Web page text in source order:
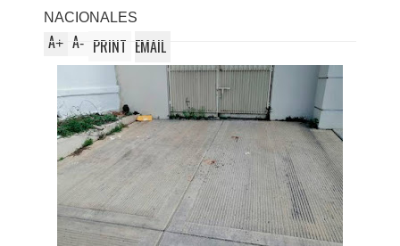
NACIONALES
A+ A- PRINT EMAIL